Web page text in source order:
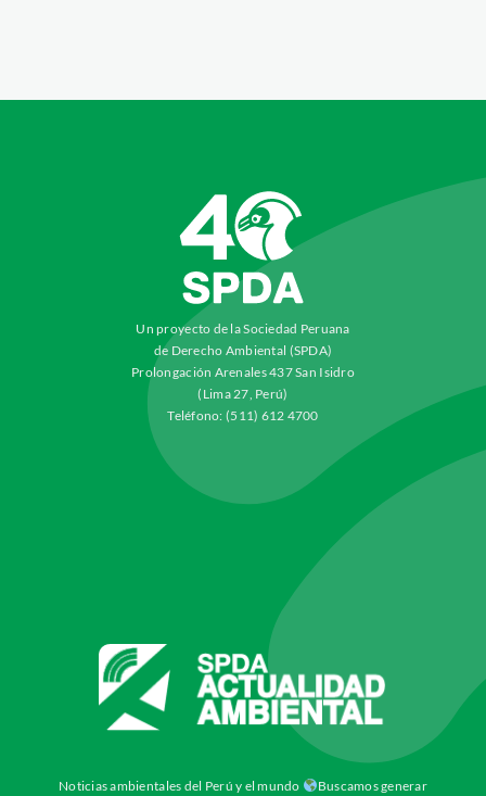
Un proyecto de la Sociedad Peruana
de Derecho Ambiental (SPDA)
Prolongación Arenales 437 San Isidro
(Lima 27, Perú)
Teléfono: (511) 612 4700
Noticias ambientales del Perú y el mundo Buscamos generar